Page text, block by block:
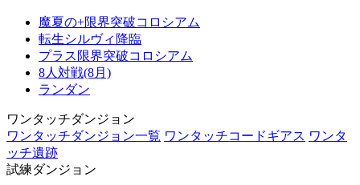
魔夏の+限界突破コロシアム
転生シルヴィ降臨
プラス限界突破コロシアム
8人対戦(8月)
ランダン
ワンタッチダンジョン
ワンタッチダンジョン一覧 ワンタッチコードギアス ワンタ
ッチ遺跡
試練ダンジョン